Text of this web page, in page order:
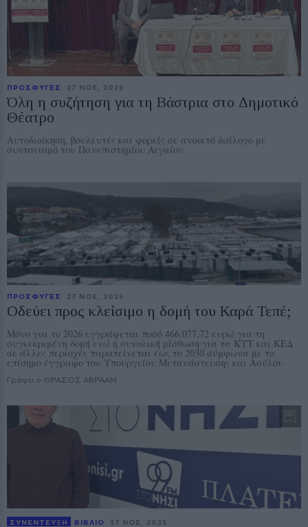
ΠΡΟΣΦΥΓΕΣ 27 ΝΟE, 2025
Όλη η συζήτηση για τη Βάστρια στο Δημοτικό
Θέατρο
Αυτοδιοίκηση, βουλευτές και φορείς σε ανοικτό διάλογο με
συντονισμό του Πανεπιστημίου Αιγαίου
ΠΡΟΣΦΥΓΕΣ 27 ΝΟE, 2025
Οδεύει προς κλείσιμο η δομή του Καρά Τεπέ;
Μόνο για το 2026 εγγράφεται ποσό 466.077,72 ευρώ για τη
συγκεκριμένη δομή ενώ η συνολική μίσθωση για τα ΚΥΤ και ΚΕΔ
σε άλλες περιοχές παρατείνεται έως το 2030 σύμφωνα με το
επίσημο έγγραφο του Υπουργείου Μετανάστευσης και Ασύλου
Γράφει ο ΘΡΑΣΟΣ ΑΒΡΑΑΜ
ΣΥΝΕΝΤΕΥΞΗ ΒΙΒΛΙΟ 27 ΝΟE, 2025